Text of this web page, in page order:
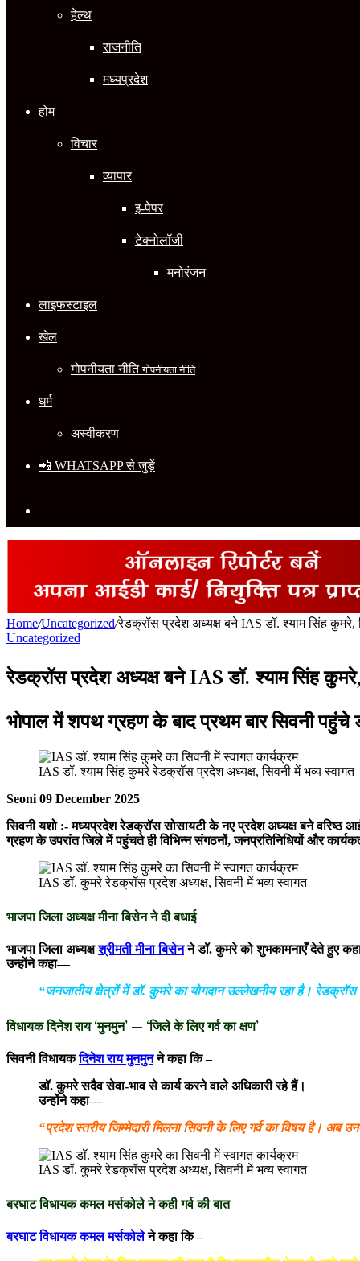
हेल्थ
राजनीति
मध्यप्रदेश
होम
विचार
व्यापार
इ-पेपर
टेक्नोलॉजी
मनोरंजन
लाइफस्टाइल
खेल
गोपनीयता नीतिगोपनीयता नीति
धर्म
अस्वीकरण
📲 WHATSAPP से जुड़ें
for
Home/Uncategorized/रेडक्रॉस प्रदेश अध्यक्ष बने IAS डॉ. श्याम सिंह कुमरे,
Uncategorized
रेडक्रॉस प्रदेश अध्यक्ष बने IAS डॉ. श्याम सिंह
भोपाल में शपथ ग्रहण के बाद प्रथम बार सिवनी पहुंचे
IAS डॉ. श्याम सिंह कुमरे रेडक्रॉस प्रदेश अध्यक्ष, सिवनी में भव्य स्वागत
Seoni 09 December 2025
सिवनी यशो :- मध्यप्रदेश रेडक्रॉस सोसायटी के नए प्रदेश अध्यक्ष बने वरिष्ठ
ग्रहण के उपरांत जिले में पहुंचते ही विभिन्न संगठनों, जनप्रतिनिधियों और
IAS डॉ. कुमरे रेडक्रॉस प्रदेश अध्यक्ष, सिवनी में भव्य स्वागत
भाजपा जिला अध्यक्ष मीना बिसेन ने दी बधाई
भाजपा जिला अध्यक्षश्रीमती मीना बिसेनने डॉ. कुमरे को शुभकामनाएँ देते हुए
उन्होंने कहा—
“जनजातीय क्षेत्रों में डॉ. कुमरे का योगदान उल्लेखनीय रहा है।
विधायक दिनेश राय ‘मुनमुन’ — ‘जिले के लिए गर्व का क्षण’
सिवनी विधायकदिनेश राय मुनमुनने कहा कि –
डॉ. कुमरे सदैव सेवा-भाव से कार्य करने वाले अधिकारी रहे हैं।
उन्होंने कहा—
“प्रदेश स्तरीय जिम्मेदारी मिलना सिवनी के लिए गर्व का विषय है। अब
IAS डॉ. कुमरे रेडक्रॉस प्रदेश अध्यक्ष, सिवनी में भव्य स्वागत
बरघाट विधायक कमल मर्सकोले ने कही गर्व की बात
बरघाट विधायक कमल मर्सकोलेने कहा कि –